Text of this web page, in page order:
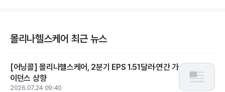
몰리나헬스케어 최근 뉴스
[어닝콜] 몰리나헬스케어, 2분기 EPS 1.51달러·연간 가
이던스 상향
2026.07.24 09:40